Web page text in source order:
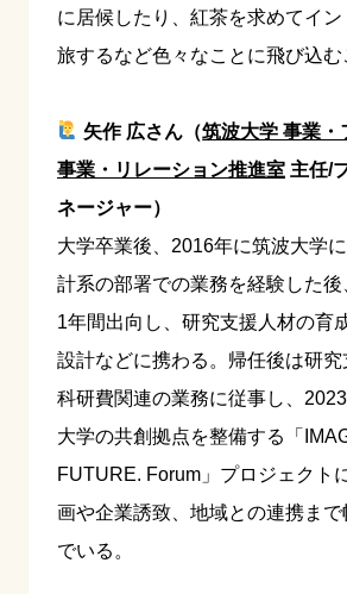
に居候したり、紅茶を求めてイ
旅するなど色々なことに飛び込む
矢作 広さん（筑波大学 事業・
事業・リレーション推進室 主任/
ネージャー）
大学卒業後、2016年に筑波大学
計系の部署での業務を経験した後
1年間出向し、研究支援人材の育
設計などに携わる。帰任後は研
科研費関連の業務に従事し、
大学の共創拠点を整備する「
FUTURE. Forum」プロジェクト
画や企業誘致、地域との連携ま
でいる。